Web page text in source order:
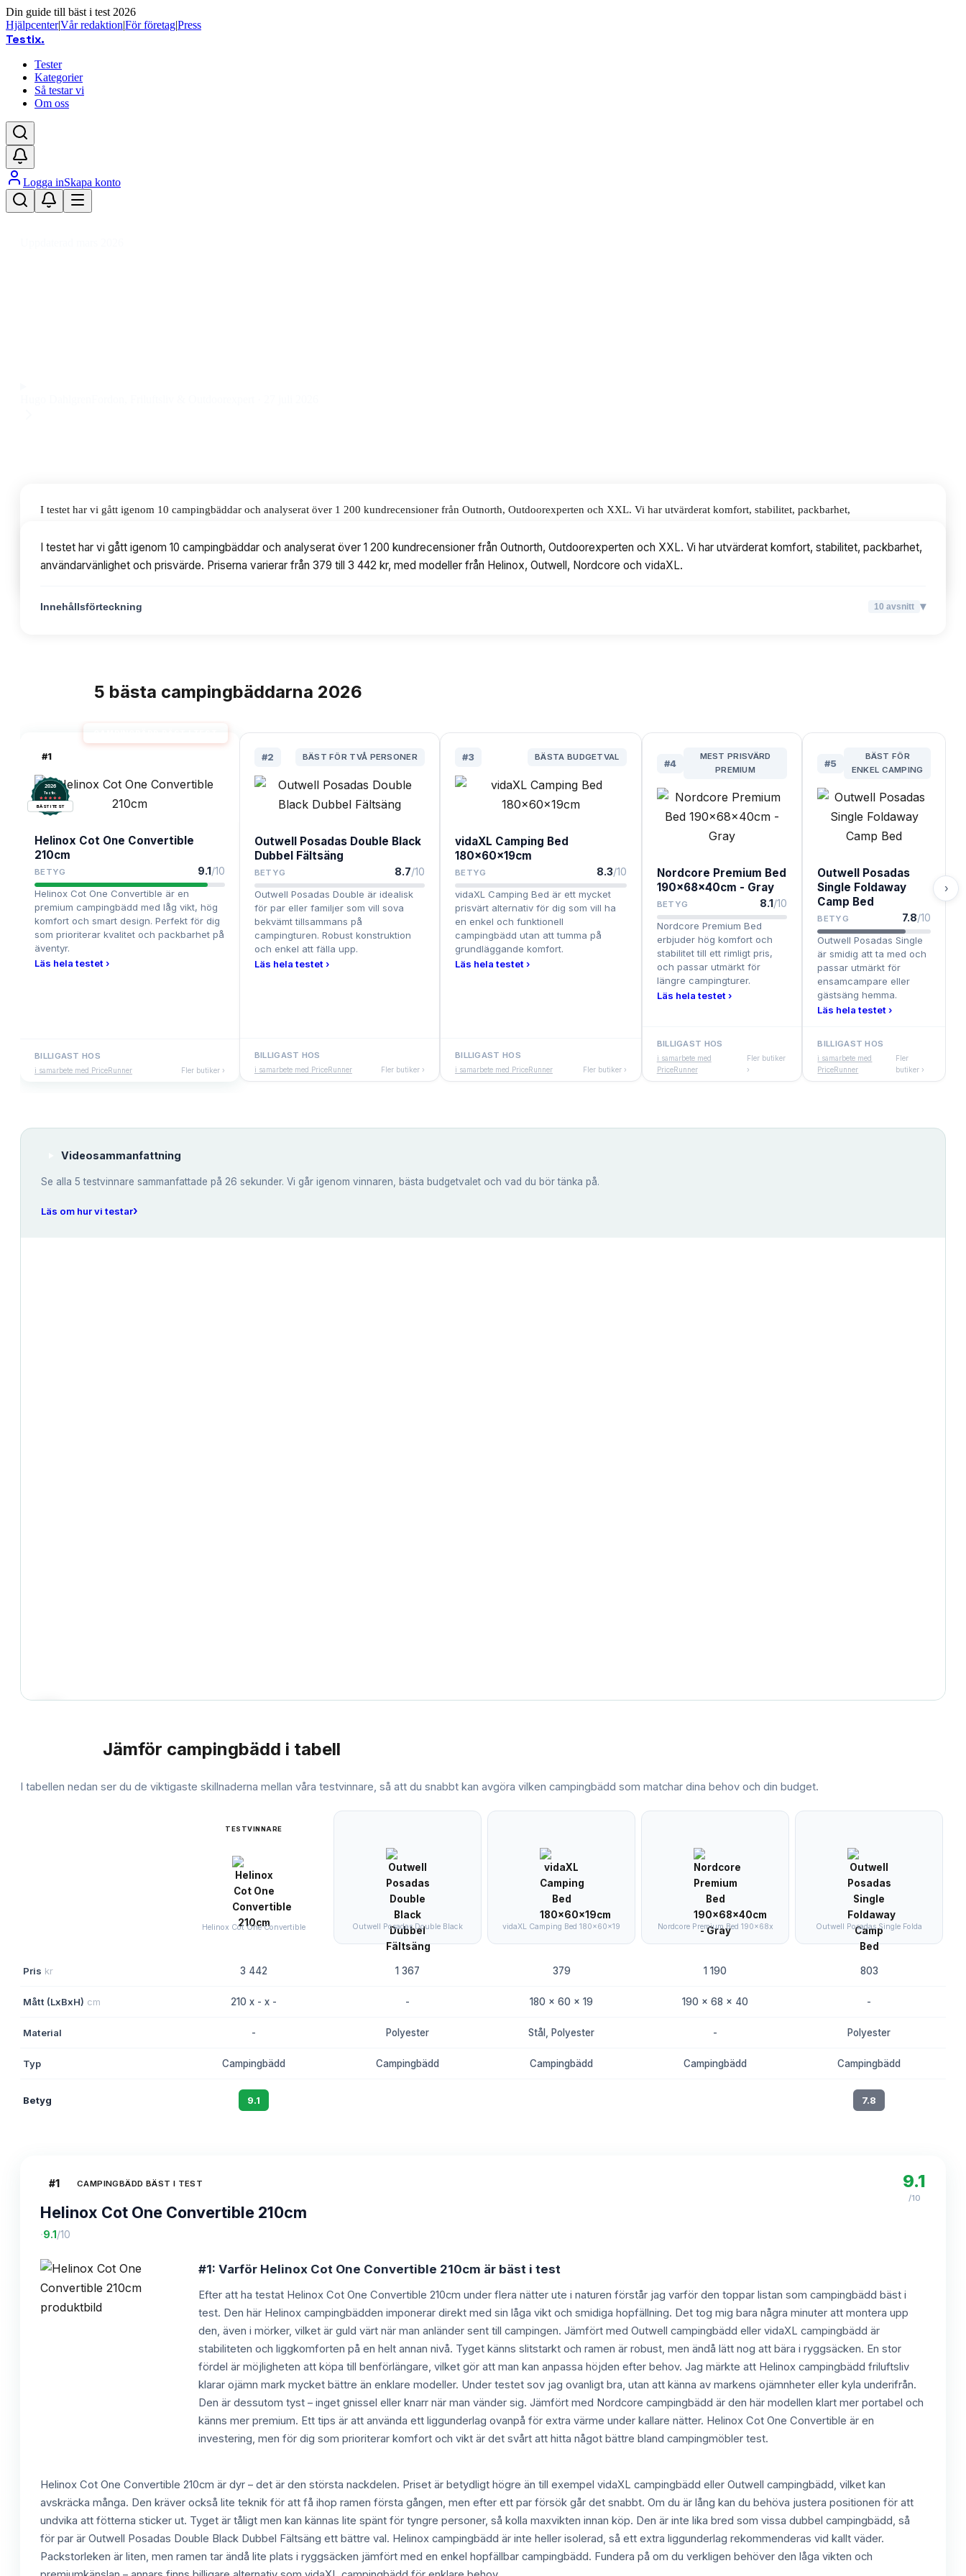
Din guide till bäst i test 2026
Hjälpcenter|Vår redaktion|För företag|Press
Testix.
Tester
Kategorier
Så testar vi
Om oss
Logga inSkapa konto
I testet har vi gått igenom 10 campingbäddar och analyserat över 1 200 kundrecensioner från Outnorth, Outdoorexperten och XXL. Vi har utvärderat komfort, stabilitet, packbarhet,
Innehållsförteckning
I testet har vi gått igenom 10 campingbäddar och analyserat över 1 200 kundrecensioner från Outnorth, Outdoorexperten och XXL. Vi har utvärderat komfort, stabilitet, packbarhet,
användarvänlighet och prisvärde. Priserna varierar från 379 till 3 442 kr, med modeller från Helinox, Outwell, Nordcore och vidaXL.
Innehållsförteckning 10 avsnitt ▾
5 bästa campingbäddarna 2026
#1
2026
Testix.
BÄST I TEST
Helinox Cot One Convertible
210cm
BETYG 9.1/10
Helinox Cot One Convertible är en
premium campingbädd med låg vikt, hög
komfort och smart design. Perfekt för dig
som prioriterar kvalitet och packbarhet på
äventyr.
Läs hela testet ›
BILLIGAST HOS
i samarbete med PriceRunner Fler butiker ›
#2 BÄST FÖR TVÅ PERSONER
Outwell Posadas Double Black
Dubbel Fältsäng
BETYG 8.7/10
Outwell Posadas Double är idealisk
för par eller familjer som vill sova
bekvämt tillsammans på
campingturen. Robust konstruktion
och enkel att fälla upp.
Läs hela testet ›
BILLIGAST HOS
i samarbete med PriceRunner Fler butiker ›
#3 BÄSTA BUDGETVAL
vidaXL Camping Bed
180x60x19cm
BETYG 8.3/10
vidaXL Camping Bed är ett mycket
prisvärt alternativ för dig som vill ha
en enkel och funktionell
campingbädd utan att tumma på
grundläggande komfort.
Läs hela testet ›
BILLIGAST HOS
i samarbete med PriceRunner Fler butiker ›
#4
MEST PRISVÄRD
PREMIUM
Nordcore Premium Bed
190x68x40cm - Gray
BETYG 8.1/10
Nordcore Premium Bed
erbjuder hög komfort och
stabilitet till ett rimligt pris,
och passar utmärkt för
längre campingturer.
Läs hela testet ›
BILLIGAST HOS
i samarbete med
PriceRunner
Fler butiker
›
#5
BÄST FÖR
ENKEL CAMPING
Outwell Posadas
Single Foldaway
Camp Bed
BETYG 7.8/10
Outwell Posadas Single
är smidig att ta med och
passar utmärkt för
ensamcampare eller
gästsäng hemma.
Läs hela testet ›
BILLIGAST HOS
i samarbete med
PriceRunner
Fler
butiker ›
›
Videosammanfattning
Se alla 5 testvinnare sammanfattade på 26 sekunder. Vi går igenom vinnaren, bästa budgetvalet och vad du bör tänka på.
Läs om hur vi testar›
Jämför campingbädd i tabell
I tabellen nedan ser du de viktigaste skillnaderna mellan våra testvinnare, så att du snabbt kan avgöra vilken campingbädd som matchar dina behov och din budget.
TESTVINNARE
Helinox Cot One Convertible Outwell Posadas Double Black vidaXL Camping Bed 180x60x19 Nordcore Premium Bed 190x68x Outwell Posadas Single Folda
Pris kr 3 442 1 367 379 1 190 803
Mått (LxBxH) cm 210 x - x - - 180 x 60 x 19 190 x 68 x 40 -
Material - Polyester Stål, Polyester - Polyester
Typ Campingbädd Campingbädd Campingbädd Campingbädd Campingbädd
Betyg 9.1 7.8
#1 CAMPINGBÄDD BÄST I TEST
Helinox Cot One Convertible 210cm
·9.1 /10
9.1
/10
#1: Varför Helinox Cot One Convertible 210cm är bäst i test
Efter att ha testat Helinox Cot One Convertible 210cm under flera nätter ute i naturen förstår jag varför den toppar listan som campingbädd bäst i
test. Den här Helinox campingbädden imponerar direkt med sin låga vikt och smidiga hopfällning. Det tog mig bara några minuter att montera upp
den, även i mörker, vilket är guld värt när man anländer sent till campingen. Jämfört med Outwell campingbädd eller vidaXL campingbädd är
stabiliteten och liggkomforten på en helt annan nivå. Tyget känns slitstarkt och ramen är robust, men ändå lätt nog att bära i ryggsäcken. En stor
fördel är möjligheten att köpa till benförlängare, vilket gör att man kan anpassa höjden efter behov. Jag märkte att Helinox campingbädd friluftsliv
klarar ojämn mark mycket bättre än enklare modeller. Under testet sov jag ovanligt bra, utan att känna av markens ojämnheter eller kyla underifrån.
Den är dessutom tyst – inget gnissel eller knarr när man vänder sig. Jämfört med Nordcore campingbädd är den här modellen klart mer portabel och
känns mer premium. Ett tips är att använda ett liggunderlag ovanpå för extra värme under kallare nätter. Helinox Cot One Convertible är en
investering, men för dig som prioriterar komfort och vikt är det svårt att hitta något bättre bland campingmöbler test.
Helinox Cot One Convertible 210cm är dyr – det är den största nackdelen. Priset är betydligt högre än till exempel vidaXL campingbädd eller Outwell campingbädd, vilket kan
avskräcka många. Den kräver också lite teknik för att få ihop ramen första gången, men efter ett par försök går det snabbt. Om du är lång kan du behöva justera positionen för att
undvika att fötterna sticker ut. Tyget är tåligt men kan kännas lite spänt för tyngre personer, så kolla maxvikten innan köp. Den är inte lika bred som vissa dubbel campingbädd, så
för par är Outwell Posadas Double Black Dubbel Fältsäng ett bättre val. Helinox campingbädd är inte heller isolerad, så ett extra liggunderlag rekommenderas vid kallt väder.
Packstorleken är liten, men ramen tar ändå lite plats i ryggsäcken jämfört med en enkel hopfällbar campingbädd. Fundera på om du verkligen behöver den låga vikten och